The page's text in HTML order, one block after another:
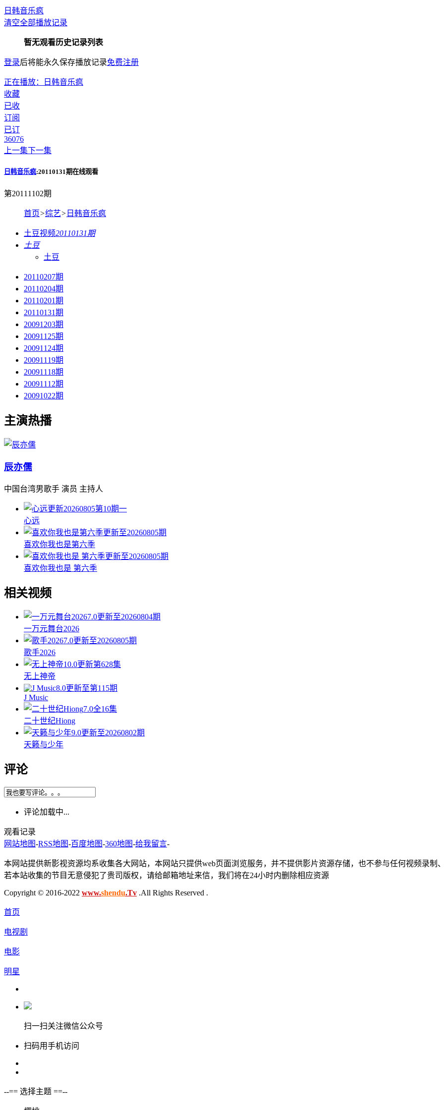
日韩音乐疯
清空全部播放记录
暂无观看历史记录列表
登录后将能永久保存播放记录免费注册
正在播放：日韩音乐疯
收藏
已收
订阅
已订
36076
上一集下一集
日韩音乐疯:20110131期在线观看
第20111102期
首页>综艺> 日韩音乐疯
土豆视频20110131期
土豆
土豆
20110207期
20110204期
20110201期
20110131期
20091203期
20091125期
20091124期
20091119期
20091118期
20091112期
20091022期
主演热播
辰亦儒
中国台湾男歌手 演员 主持人
更新20260805第10期一
心远
更新至20260805期
喜欢你我也是第六季
更新至20260805期
喜欢你我也是 第六季
相关视频
7.0更新至20260804期
一万元舞台2026
7.0更新至20260805期
歌手2026
10.0更新第628集
无上神帝
8.0更新至第115期
J Music
7.0全16集
二十世纪Hiong
9.0更新至20260802期
天籁与少年
评论
评论加载中...
观看记录
网站地图-RSS地图-百度地图-360地图-给我留言-
本网站提供新影视资源均系收集各大网站，本网站只提供web页面浏览服务，并不提供影片资源存储，也不参与任何视频录制
若本站收集的节目无意侵犯了贵司版权，请给邮箱地址来信，我们将在24小时内删除相应资源
Copyright © 2016-2022 www.shendu.Tv .All Rights Reserved .
首页
电视剧
电影
明星
扫一扫关注微信公众号
扫码用手机访问
--== 选择主题 ==--